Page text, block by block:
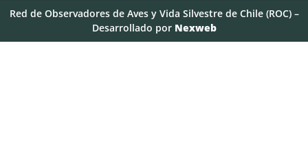
Red de Observadores de Aves y Vida Silvestre de Chile (ROC) –
Desarrollado por Nexweb